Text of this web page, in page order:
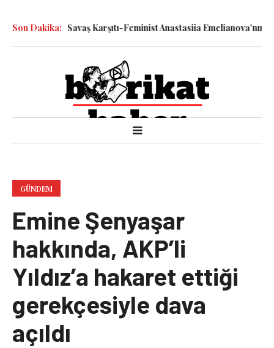
Son Dakika:Savaş Karşıtı-Feminist Anastasiia Emelianova’nın
GÜNDEM
Emine Şenyaşar
hakkında, AKP’li
Yıldız’a hakaret ettiği
gerekçesiyle dava
açıldı